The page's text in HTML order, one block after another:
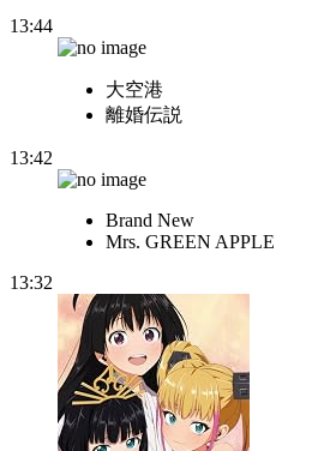
13:44
大空港
離婚伝説
13:42
Brand New
Mrs. GREEN APPLE
13:32